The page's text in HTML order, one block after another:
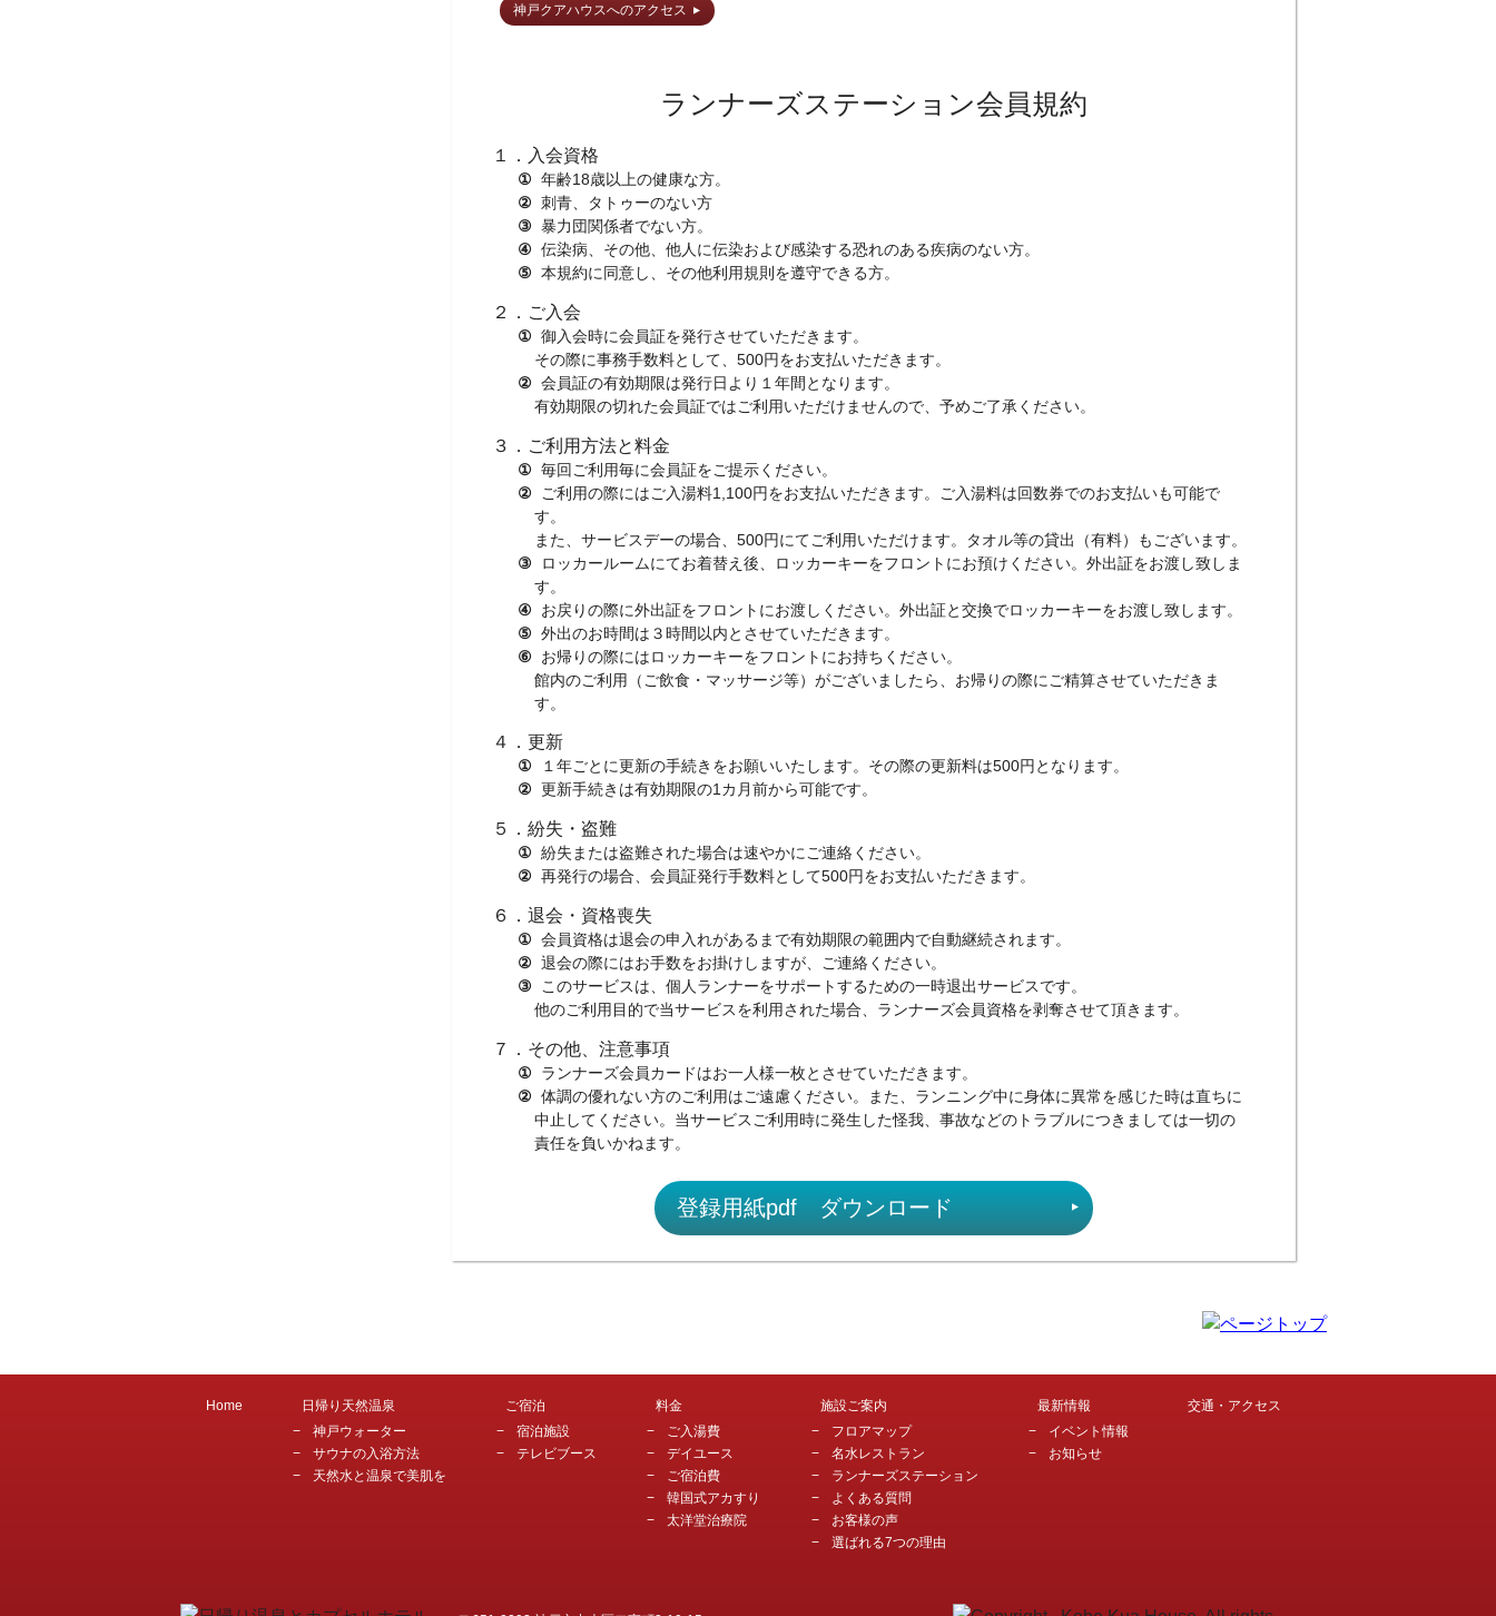
神戸クアハウスへのアクセス
ランナーズステーション会員規約
１．入会資格
①年齢18歳以上の健康な方。
②刺青、タトゥーのない方
③暴力団関係者でない方。
④伝染病、その他、他人に伝染および感染する恐れのある疾病のない方。
⑤本規約に同意し、その他利用規則を遵守できる方。
２．ご入会
①御入会時に会員証を発行させていただきます。
その際に事務手数料として、500円をお支払いただきます。
②会員証の有効期限は発行日より１年間となります。
有効期限の切れた会員証ではご利用いただけませんので、予めご了承ください。
３．ご利用方法と料金
①毎回ご利用毎に会員証をご提示ください。
②ご利用の際にはご入湯料1,100円をお支払いただきます。ご入湯料は回数券でのお支払いも可能で
す。
また、サービスデーの場合、500円にてご利用いただけます。タオル等の貸出（有料）もございます。
③ロッカールームにてお着替え後、ロッカーキーをフロントにお預けください。外出証をお渡し致しま
す。
④お戻りの際に外出証をフロントにお渡しください。外出証と交換でロッカーキーをお渡し致します。
⑤外出のお時間は３時間以内とさせていただきます。
⑥お帰りの際にはロッカーキーをフロントにお持ちください。
館内のご利用（ご飲食・マッサージ等）がございましたら、お帰りの際にご精算させていただきま
す。
４．更新
①１年ごとに更新の手続きをお願いいたします。その際の更新料は500円となります。
②更新手続きは有効期限の1カ月前から可能です。
５．紛失・盗難
①紛失または盗難された場合は速やかにご連絡ください。
②再発行の場合、会員証発行手数料として500円をお支払いただきます。
６．退会・資格喪失
①会員資格は退会の申入れがあるまで有効期限の範囲内で自動継続されます。
②退会の際にはお手数をお掛けしますが、ご連絡ください。
③このサービスは、個人ランナーをサポートするための一時退出サービスです。
他のご利用目的で当サービスを利用された場合、ランナーズ会員資格を剥奪させて頂きます。
７．その他、注意事項
①ランナーズ会員カードはお一人様一枚とさせていただきます。
②体調の優れない方のご利用はご遠慮ください。また、ランニング中に身体に異常を感じた時は直ちに
中止してください。当サービスご利用時に発生した怪我、事故などのトラブルにつきましては一切の
責任を負いかねます。
登録用紙pdf ダウンロード
Home
日帰り天然温泉
神戸ウォーター
サウナの入浴方法
天然水と温泉で美肌を
ご宿泊
宿泊施設
テレビブース
料金
ご入湯費
デイユース
ご宿泊費
韓国式アカすり
太洋堂治療院
施設ご案内
フロアマップ
名水レストラン
ランナーズステーション
よくある質問
お客様の声
選ばれる7つの理由
最新情報
イベント情報
お知らせ
交通・アクセス